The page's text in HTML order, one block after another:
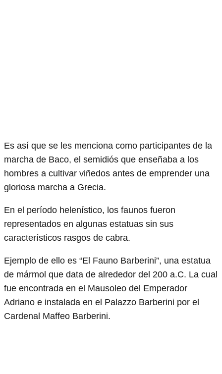
Es así que se les menciona como participantes de la
marcha de Baco, el semidiós que enseñaba a los
hombres a cultivar viñedos antes de emprender una
gloriosa marcha a Grecia.
En el período helenístico, los faunos fueron
representados en algunas estatuas sin sus
característicos rasgos de cabra.
Ejemplo de ello es “El Fauno Barberini”, una estatua
de mármol que data de alrededor del 200 a.C. La cual
fue encontrada en el Mausoleo del Emperador
Adriano e instalada en el Palazzo Barberini por el
Cardenal Maffeo Barberini.